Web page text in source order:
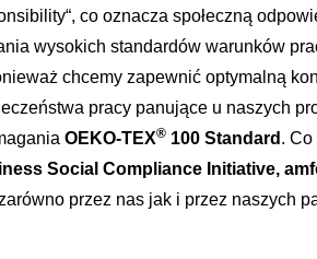
co oznacza społeczną
wysokich standardów warunków
chcemy zapewnić optymalną
pracy panujące u naszych
OEKO-TEX® 100 Standard .
Social Compliance Initiative,
przez nas jak i przez naszych